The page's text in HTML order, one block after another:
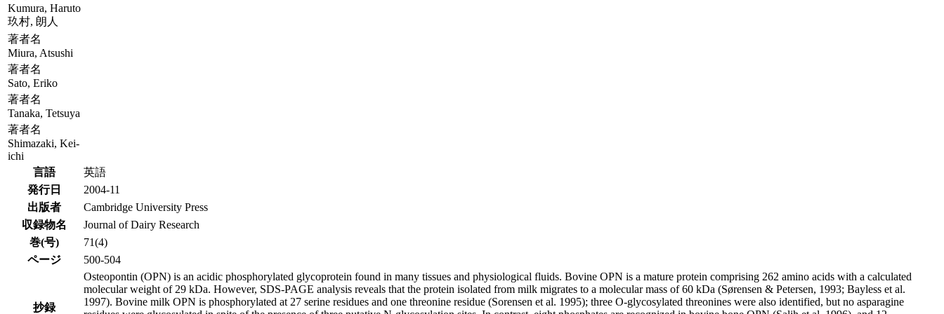
Kumura, Haruto
玖村, 朗人
著者名
Miura, Atsushi
著者名
Sato, Eriko
著者名
Tanaka, Tetsuya
著者名
Shimazaki, Kei-
ichi
言語
英語
発行日
2004-11
出版者
Cambridge University Press
収録物名
Journal of Dairy Research
巻(号)
71(4)
ページ
500-504
抄録
Osteopontin (OPN) is an acidic phosphorylated glycoprotein found in many tissues and physiological fluids. Bovine OPN is a mature protein comprising 262 amino acids with a calculated
molecular weight of 29 kDa. However, SDS-PAGE analysis reveals that the protein isolated from milk migrates to a molecular mass of 60 kDa (Sørensen & Petersen, 1993; Bayless et al.
1997). Bovine milk OPN is phosphorylated at 27 serine residues and one threonine residue (Sorensen et al. 1995); three O-glycosylated threonines were also identified, but no asparagine